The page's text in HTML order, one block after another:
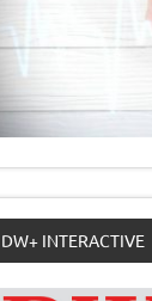
DW+ INTERACTIVE